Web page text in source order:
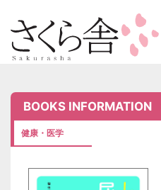
BOOKS INFORMATION
健康・医学